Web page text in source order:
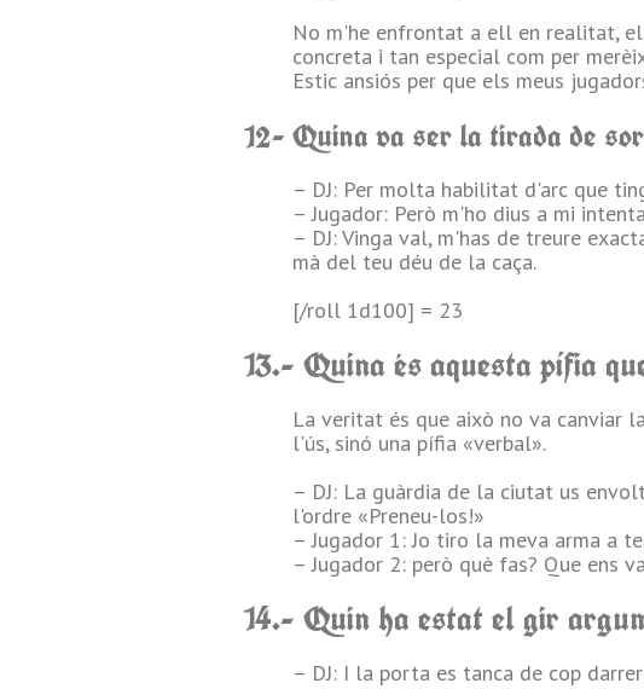
No m'he enfrontat a ell en realitat,
concreta i tan especial com per
Estic ansiós per que els meus
12- Quina va ser la tirada de
– DJ: Per molta habilitat d'arc que
– Jugador: Però m'ho dius a mi
– DJ: Vinga val, m'has de treure
mà del teu déu de la caça.
[/roll 1d100] = 23
13.- Quina és aquesta pífia
La veritat és que això no va canviar
l'ús, sinó una pífia «verbal».
– DJ: La guàrdia de la ciutat us
l'ordre «Preneu-los!»
– Jugador 1: Jo tiro la meva arma a
– Jugador 2: però què fas? Que ens
14.- Quin ha estat el gir
– DJ: I la porta es tanca de cop